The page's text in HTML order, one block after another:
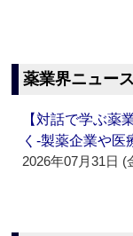
薬業界ニュー
【対話で学ぶ薬
く‐製薬企業や
2026年07月31日 (